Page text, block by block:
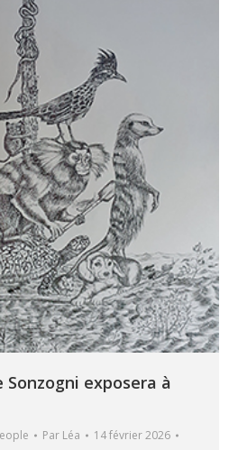
Sonzogni exposera à
Par Léa
14 février 2026